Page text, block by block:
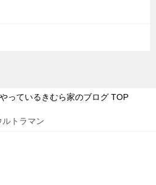
っているきむら家のブログ TOP
ルトラマン